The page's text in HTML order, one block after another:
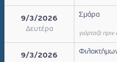
9/3/2026
Δευτέρα
Σμάρα
γιόρταζε
9/3/2026